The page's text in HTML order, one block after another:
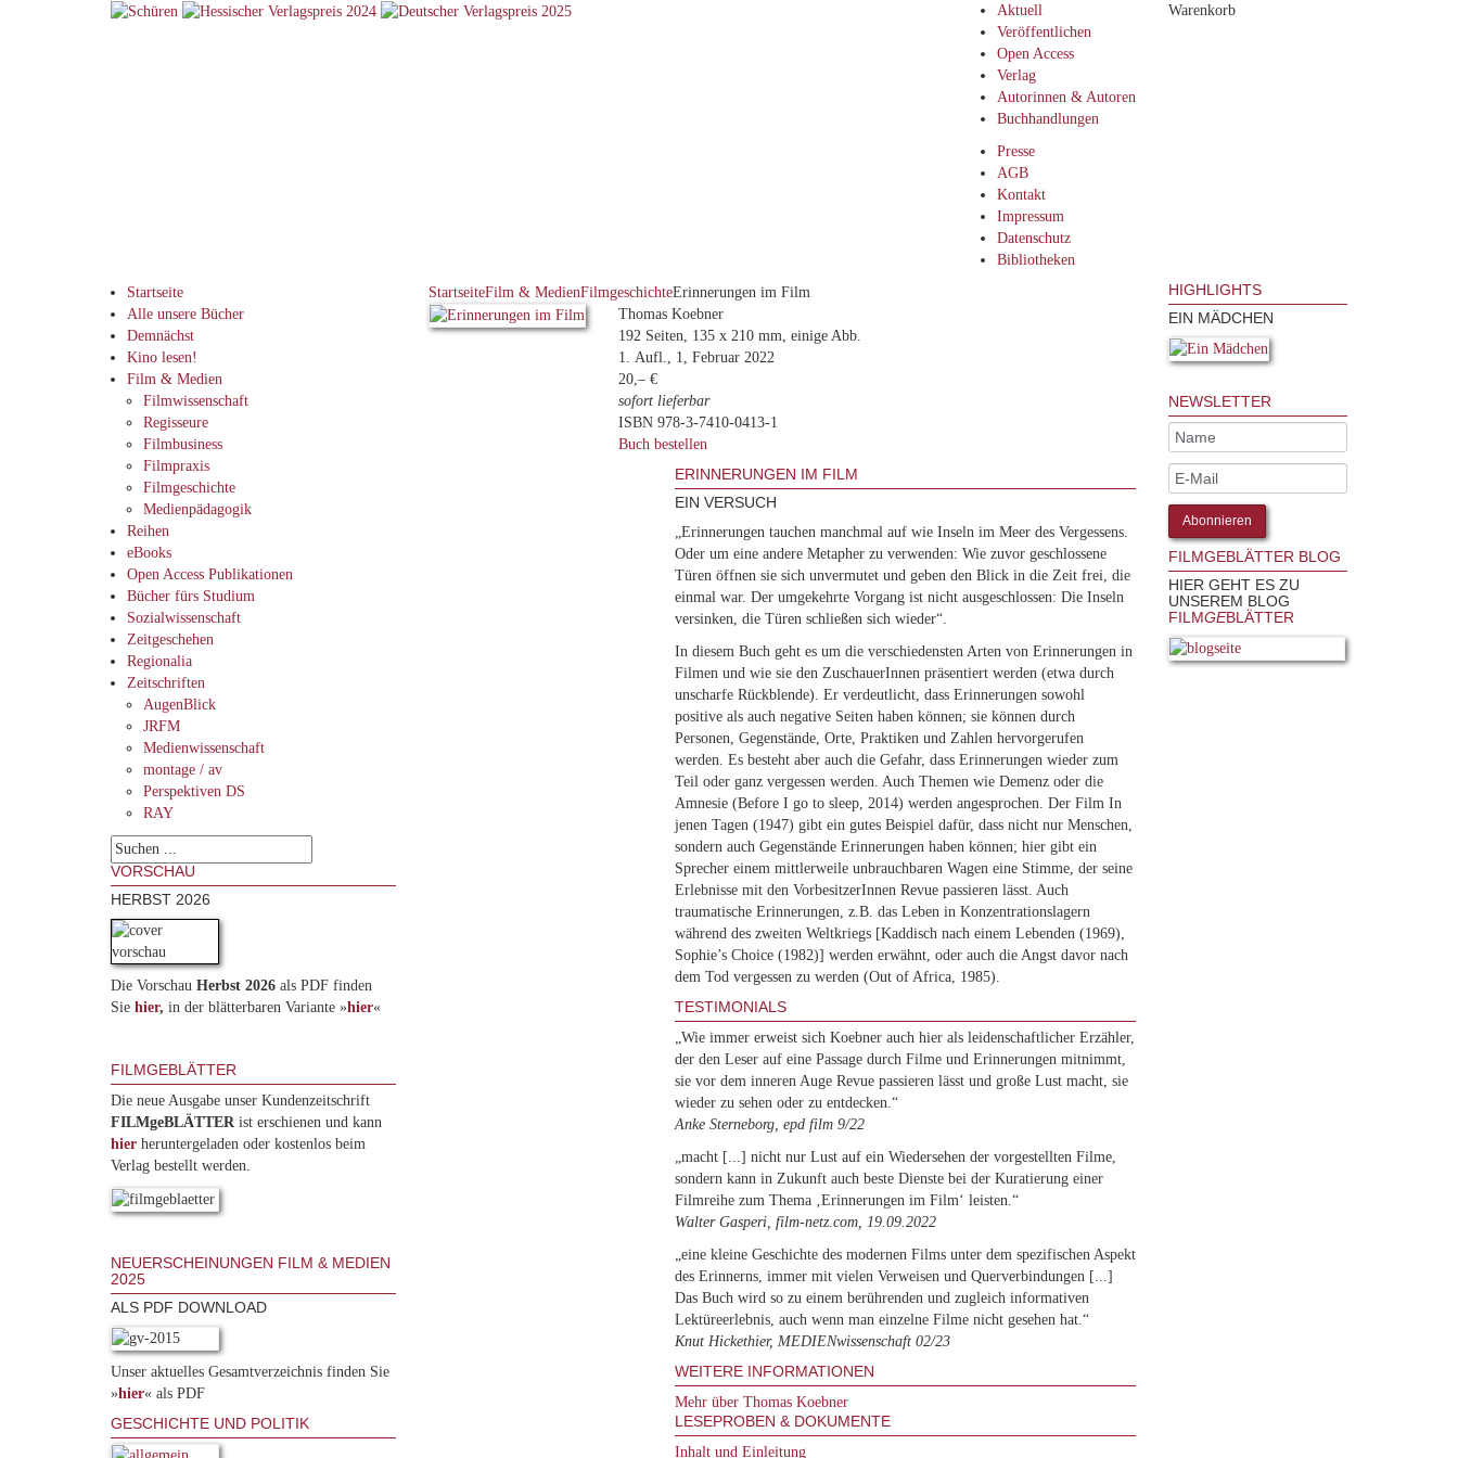
Aktuell
Veröffentlichen
Open Access
Verlag
Autorinnen & Autoren
Buchhandlungen
Presse
AGB
Kontakt
Impressum
Datenschutz
Bibliotheken
Warenkorb
Startseite
Alle unsere Bücher
Demnächst
Kino lesen!
Film & Medien
Filmwissenschaft
Regisseure
Filmbusiness
Filmpraxis
Filmgeschichte
Medienpädagogik
Reihen
eBooks
Open Access Publikationen
Bücher fürs Studium
Sozialwissenschaft
Zeitgeschehen
Regionalia
Zeitschriften
AugenBlick
JRFM
Medienwissenschaft
montage / av
Perspektiven DS
RAY
VORSCHAU
HERBST 2026
Die Vorschau Herbst 2026 als PDF finden
Sie hier, in der blätterbaren Variante »hier«
FILMGEBLÄTTER
Die neue Ausgabe unser Kundenzeitschrift
FILMgeBLÄTTERist erschienen und kann
hier heruntergeladen oder kostenlos beim
Verlag bestellt werden.
NEUERSCHEINUNGEN FILM & MEDIEN
2025
ALS PDF DOWNLOAD
Unser aktuelles Gesamtverzeichnis finden Sie
»hier« als PDF
GESCHICHTE UND POLITIK
StartseiteFilm & MedienFilmgeschichteErinnerungen im Film
Thomas Koebner
192 Seiten, 135 x 210 mm, einige Abb.
1. Aufl., 1, Februar 2022
20,– €
sofort lieferbar
ISBN 978-3-7410-0413-1
Buch bestellen
ERINNERUNGEN IM FILM
EIN VERSUCH
„Erinnerungen tauchen manchmal auf wie Inseln im Meer des Vergessens.
Oder um eine andere Metapher zu verwenden: Wie zuvor geschlossene
Türen öffnen sie sich unvermutet und geben den Blick in die Zeit frei, die
einmal war. Der umgekehrte Vorgang ist nicht ausgeschlossen: Die Inseln
versinken, die Türen schließen sich wieder“.
In diesem Buch geht es um die verschiedensten Arten von Erinnerungen in
Filmen und wie sie den ZuschauerInnen präsentiert werden (etwa durch
unscharfe Rückblende). Er verdeutlicht, dass Erinnerungen sowohl
positive als auch negative Seiten haben können; sie können durch
Personen, Gegenstände, Orte, Praktiken und Zahlen hervorgerufen
werden. Es besteht aber auch die Gefahr, dass Erinnerungen wieder zum
Teil oder ganz vergessen werden. Auch Themen wie Demenz oder die
Amnesie (Before I go to sleep, 2014) werden angesprochen. Der Film In
jenen Tagen (1947) gibt ein gutes Beispiel dafür, dass nicht nur Menschen,
sondern auch Gegenstände Erinnerungen haben können; hier gibt ein
Sprecher einem mittlerweile unbrauchbaren Wagen eine Stimme, der seine
Erlebnisse mit den VorbesitzerInnen Revue passieren lässt. Auch
traumatische Erinnerungen, z.B. das Leben in Konzentrationslagern
während des zweiten Weltkriegs [Kaddisch nach einem Lebenden (1969),
Sophie’s Choice (1982)] werden erwähnt, oder auch die Angst davor nach
dem Tod vergessen zu werden (Out of Africa, 1985).
TESTIMONIALS
„Wie immer erweist sich Koebner auch hier als leidenschaftlicher Erzähler,
der den Leser auf eine Passage durch Filme und Erinnerungen mitnimmt,
sie vor dem inneren Auge Revue passieren lässt und große Lust macht, sie
wieder zu sehen oder zu entdecken.“
Anke Sterneborg, epd film 9/22
„macht [...] nicht nur Lust auf ein Wiedersehen der vorgestellten Filme,
sondern kann in Zukunft auch beste Dienste bei der Kuratierung einer
Filmreihe zum Thema ‚Erinnerungen im Film‘ leisten.“
Walter Gasperi, film-netz.com, 19.09.2022
„eine kleine Geschichte des modernen Films unter dem spezifischen Aspekt
des Erinnerns, immer mit vielen Verweisen und Querverbindungen [...]
Das Buch wird so zu einem berührenden und zugleich informativen
Lektüreerlebnis, auch wenn man einzelne Filme nicht gesehen hat.“
Knut Hickethier, MEDIENwissenschaft 02/23
WEITERE INFORMATIONEN
Mehr über Thomas Koebner
LESEPROBEN & DOKUMENTE
Inhalt und Einleitung
HIGHLIGHTS
EIN MÄDCHEN
NEWSLETTER
FILMGEBLÄTTER BLOG
HIER GEHT ES ZU
UNSEREM BLOG
FILMGEBLÄTTER